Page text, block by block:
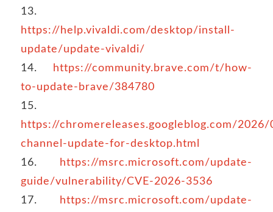
13.
https://help.vivaldi.com/desktop/install-
update/update-vivaldi/
14.
https://community.brave.com/t/how-
to-update-brave/384780
15.
https://chromereleases.googleblog.com/
channel-update-for-desktop.html
16.
https://msrc.microsoft.com/update-
guide/vulnerability/CVE-2026-3536
17.
https://msrc.microsoft.com/update-